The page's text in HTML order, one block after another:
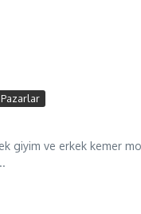
Pazarlar
giyim ve erkek kemer